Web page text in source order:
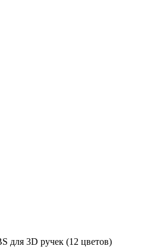
для 3D ручек (12 цветов)